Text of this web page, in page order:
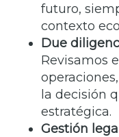
futuro,
contexto
Due
Revisamos
la decisión
estratégica.
Gestión